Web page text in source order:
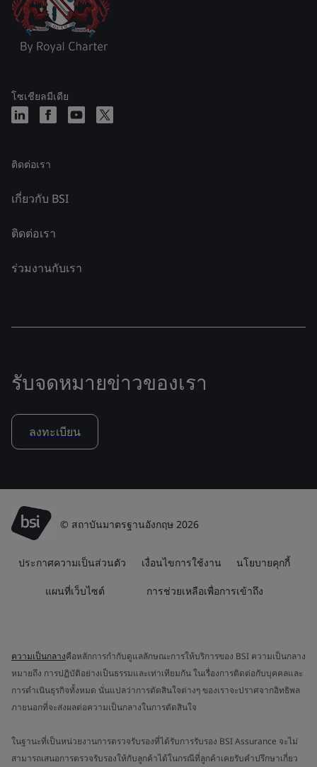
โซเชียลมีเดีย
ติดต่อเรา
เกี่ยวกับ BSI
ติดต่อเรา
ร่วมงานกับเรา
รับจดหมายข่าวของเรา
ลงทะเบียน
© สถาบันมาตรฐานอังกฤษ 2026
ประกาศความเป็นส่วนตัว เงื่อนไขการใช้งาน นโยบายคุกกี้
แผนที่เว็บไซต์ การช่วยเหลือเพื่อการเข้าถึง
ความเป็นกลางคือหลักการกำกับดูแลลักษณะการให้บริการของ BSI ความเป็นกลาง
หมายถึง การปฏิบัติอย่างเป็นธรรมและเท่าเทียมกัน ในเรื่องการติดต่อกับบุคคลและ
การดำเนินธุรกิจทั้งหมด นั่นแปลว่าการตัดสินใจต่างๆ ของเราจะปราศจากอิทธิพล
ภายนอกที่จะส่งผลต่อความเป็นกลางในการตัดสินใจ
ในฐานะที่เป็นหน่วยงานการตรวจรับรองที่ได้รับการรับรอง BSI Assurance จะไม่
สามารถเสนอการตรวจรับรองให้กับลูกค้าได้ในกรณีที่ลูกค้าเคยรับคำปรึกษาเกี่ยว